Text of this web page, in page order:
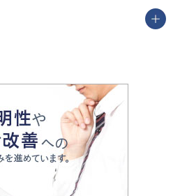
長野県
京都府 奈良県
和歌山県
岡山県 広島県
高知県
町村ランキング
受験を成功させる方法
注目！最短距離の学力
相談室
学受験のリアル
高校